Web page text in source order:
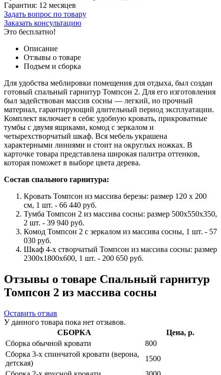
Гарантия: 12 месяцев
Задать вопрос по товару
Заказать консультацию
Это бесплатно!
Описание
Отзывы о товаре
Подъем и сборка
Для удобства меблировки помещения для отдыха, был создан
готовый спальный гарнитур Томпсон 2. Для его изготовления
был задействован массив сосны — легкий, но прочный
материал, гарантирующий длительный период эксплуатации.
Комплект включает в себя: удобную кровать, прикроватные
тумбы с двумя ящиками, комод с зеркалом и
четырехстворчатый шкаф. Вся мебель украшена
характерными линиями и стоит на округлых ножках. В
карточке товара представлена широкая палитра оттенков,
которая поможет в выборе цвета дерева.
Состав спального гарнитура:
Кровать Томпсон из массива березы: размер 120 x 200
см, 1 шт. - 66 440 руб.
Тумба Томпсон 2 из массива сосны: размер 500x550x350,
2 шт. - 39 940 руб.
Комод Томпсон 2 с зеркалом из массива сосны, 1 шт. - 57
030 руб.
Шкаф 4-х створчатый Томпсон из массива сосны: размер
2300x1800x600, 1 шт. - 200 650 руб.
Отзывы о товаре Спальный гарнитур
Томпсон 2 из массива сосны
Оставить отзыв
У данного товара пока нет отзывов.
СБОРКА
Цена, р.
Сборка обычной кровати
800
Сборка 3-х спинчатой кровати (верона,
детская)
1500